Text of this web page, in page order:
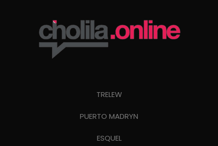
TRELEW
PUERTO MADRYN
ESQUEL